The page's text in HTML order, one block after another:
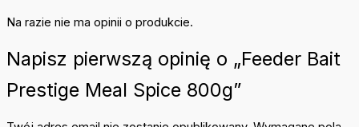
Na razie nie ma opinii o produkcie.
Napisz pierwszą opinię o „Feeder Bait
Prestige Meal Spice 800g”